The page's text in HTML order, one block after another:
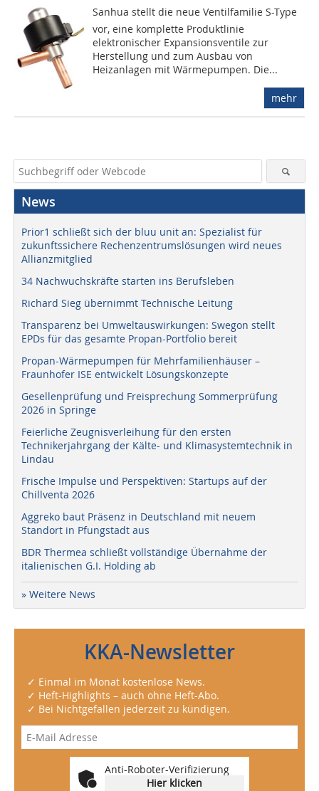
Sanhua stellt die neue Ventilfamilie S-Type
vor, eine komplette Produktlinie
elektronischer Expansionsventile zur
Herstellung und zum Ausbau von
Heizanlagen mit Wärmepumpen. Die...
mehr
News
Prior1 schließt sich der bluu unit an: Spezialist für
zukunftssichere Rechenzentrumslösungen wird neues
Allianzmitglied
34 Nachwuchskräfte starten ins Berufsleben
Richard Sieg übernimmt Technische Leitung
Transparenz bei Umweltauswirkungen: Swegon stellt
EPDs für das gesamte Propan-Portfolio bereit
Propan-Wärmepumpen für Mehrfamilienhäuser –
Fraunhofer ISE entwickelt Lösungskonzepte
Gesellenprüfung und Freisprechung Sommerprüfung
2026 in Springe
Feierliche Zeugnisverleihung für den ersten
Technikerjahrgang der Kälte- und Klimasystemtechnik in
Lindau
Frische Impulse und Perspektiven: Startups auf der
Chillventa 2026
Aggreko baut Präsenz in Deutschland mit neuem
Standort in Pfungstadt aus
BDR Thermea schließt vollständige Übernahme der
italienischen G.I. Holding ab
» Weitere News
KKA-Newsletter
✓ Einmal im Monat kostenlose News.
✓ Heft-Highlights – auch ohne Heft-Abo.
✓ Bei Nichtgefallen jederzeit zu kündigen.
Anti-Roboter-Verifizierung
Hier klicken